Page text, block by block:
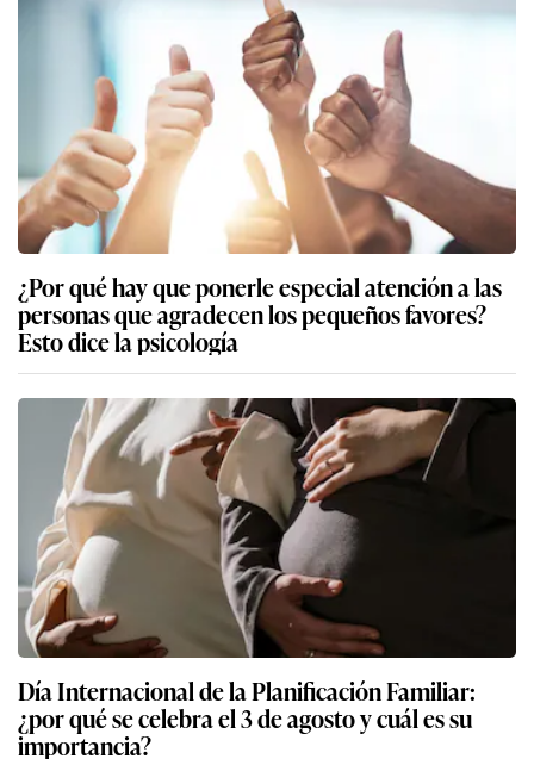
¿Por qué hay que ponerle especial atención a las
personas que agradecen los pequeños favores?
Esto dice la psicología
Día Internacional de la Planificación Familiar:
¿por qué se celebra el 3 de agosto y cuál es su
importancia?